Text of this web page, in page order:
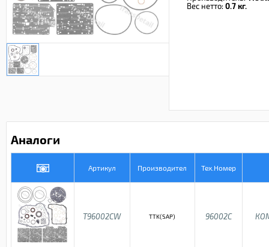
Вес нетто: 0.7 кг.
Аналоги
Артикул Производител Тех.Номер
T96002CW TTK(SAP) 96002C